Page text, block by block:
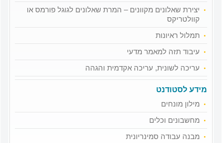
יצירת שאלונים מקוונים – המרת שאלונים לגוגל פורמס או
קוולטריקס
תמלול ראיונות
עיבוד תזה למאמר מדעי
עריכה לשונית, עריכה אקדמית והגהה
מידע לסטודנט
מילון מונחים
מחשבונים וכלים
מבנה עבודה סמינריונית